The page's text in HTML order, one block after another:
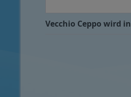
Vecchio Ceppo wird